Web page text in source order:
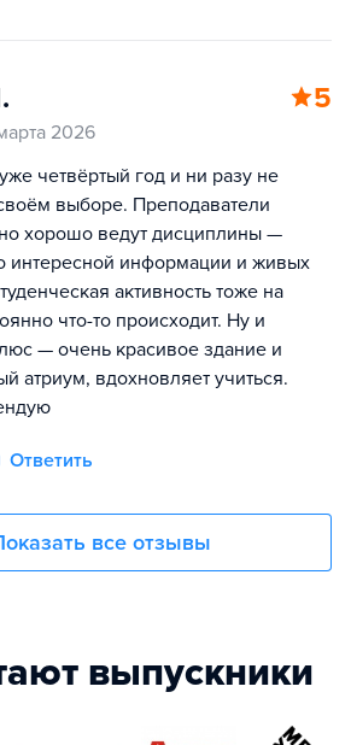
5
2026
четвёртый год и ни разу не
выборе. Преподаватели
хорошо ведут дисциплины —
интересной информации и живых
активность тоже на
что-то происходит. Ну и
— очень красивое здание и
атриум, вдохновляет учиться.
Ответить
все отзывы
выпускники